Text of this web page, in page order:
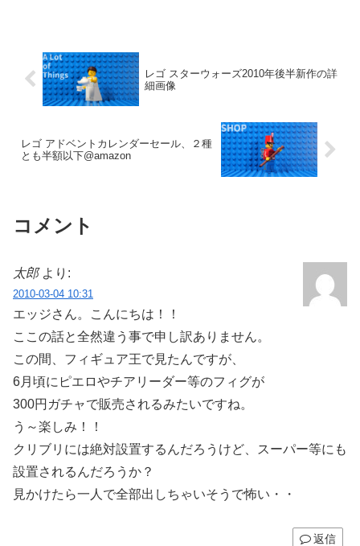
レゴ スターウォーズ2010年後半新作の詳
細画像
レゴ アドベントカレンダーセール、２種
とも半額以下@amazon
コメント
太郎 より:
2010-03-04 10:31
エッジさん。こんにちは！！
ここの話と全然違う事で申し訳ありません。
この間、フィギュア王で見たんですが、
6月頃にピエロやチアリーダー等のフィグが
300円ガチャで販売されるみたいですね。
う～楽しみ！！
クリブリには絶対設置するんだろうけど、スーパー等にも
設置されるんだろうか？
見かけたら一人で全部出しちゃいそうで怖い・・
返信